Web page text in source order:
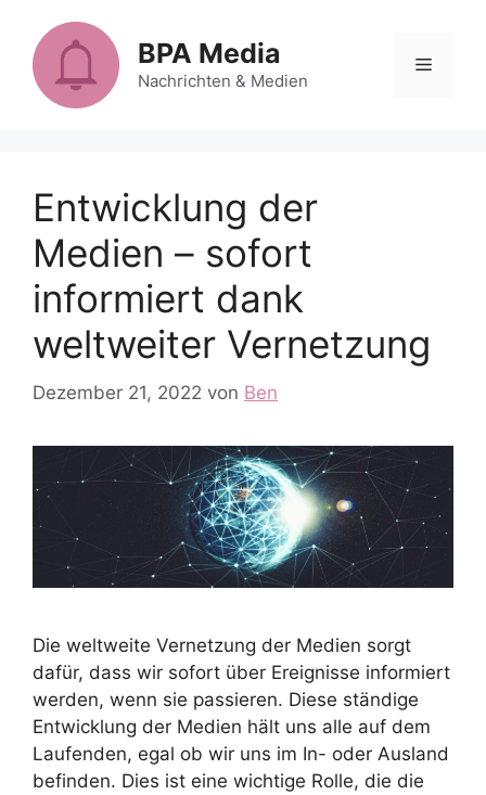
Inhalt
springen
BPA Media
Nachrichten & Medien
Menü
Entwicklung der
Medien – sofort
informiert dank
weltweiter Vernetzung
Dezember 21, 2022 von Ben
Die weltweite Vernetzung der Medien sorgt
dafür, dass wir sofort über Ereignisse informiert
werden, wenn sie passieren. Diese ständige
Entwicklung der Medien hält uns alle auf dem
Laufenden, egal ob wir uns im In- oder Ausland
befinden. Dies ist eine wichtige Rolle, die die